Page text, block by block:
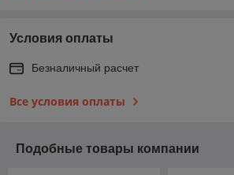
Условия оплаты
Безналичный расчет
Все условия оплаты
Подобные товары компании